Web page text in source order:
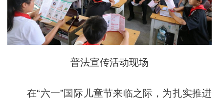
普法宣传活动现场
在“六一”国际儿童节来临之际，为扎实推进